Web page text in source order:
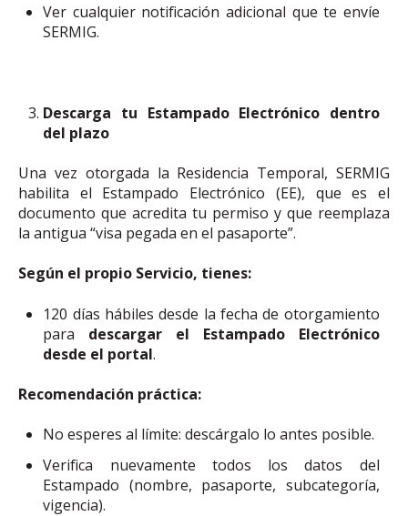
Ver cualquier notificación adicional que te envíe
SERMIG.
Descarga tu Estampado Electrónico dentro
del plazo
Una vez otorgada la Residencia Temporal, SERMIG
habilita el Estampado Electrónico (EE), que es el
documento que acredita tu permiso y que reemplaza
la antigua “visa pegada en el pasaporte”.
Según el propio Servicio, tienes:
120 días hábiles desde la fecha de otorgamiento
para descargar el Estampado Electrónico
desde el portal.
Recomendación práctica:
No esperes al límite: descárgalo lo antes posible.
Verifica nuevamente todos los datos del
Estampado (nombre, pasaporte, subcategoría,
vigencia).